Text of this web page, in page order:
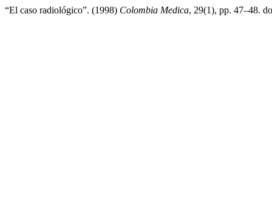
“El caso radiológico”. (1998) Colombia Medica, 29(1), pp. 47–48.